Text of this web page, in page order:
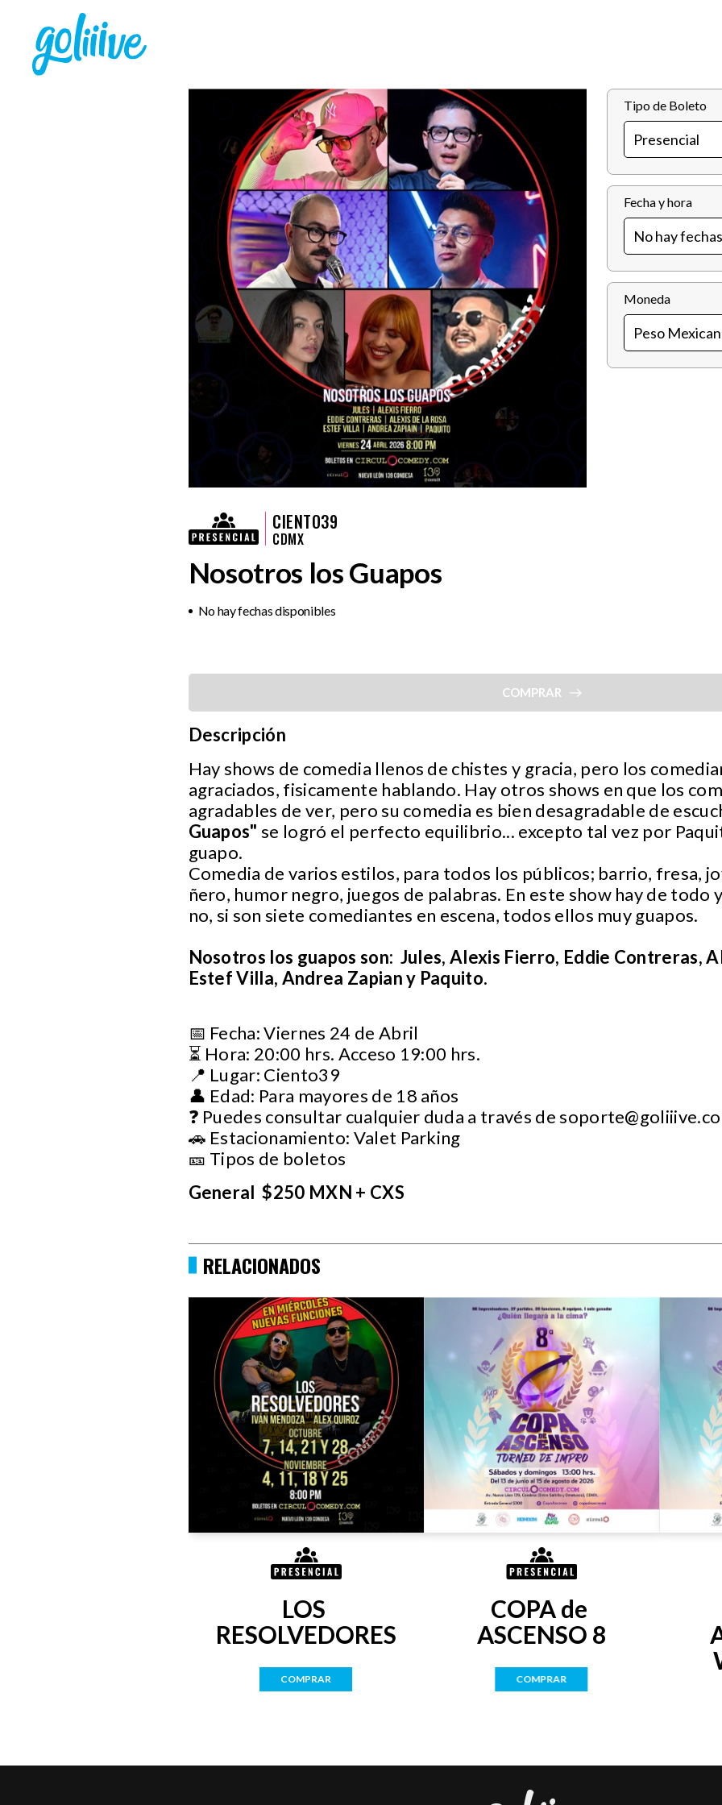
CIENTO39
CDMX
Nosotros los Guapos
No hay fechas disponibles
Tipo de Boleto
Fecha y hora
Moneda
COMPRAR
Descripción
Hay shows de comedia llenos de chistes y gracia, pero los
agraciados, fisicamente hablando. Hay otros shows en que los
agradables de ver, pero su comedia es bien desagradable de
Guapos" se logró el perfecto equilibrio... excepto tal vez por
guapo.
Comedia de varios estilos, para todos los públicos; barrio, fresa,
ñero, humor negro, juegos de palabras. En este show hay de todo
no, si son siete comediantes en escena, todos ellos muy guapos.
Nosotros los guapos son: Jules, Alexis Fierro, Eddie Contreras,
Estef Villa, Andrea Zapian y Paquito.
📅 Fecha: Viernes 24 de Abril
⏳ Hora: 20:00 hrs. Acceso 19:00 hrs.
📍 Lugar: Ciento39
👤 Edad: Para mayores de 18 años
❓ Puedes consultar cualquier duda a través de
🚗 Estacionamiento: Valet Parking
🎫 Tipos de boletos
General $250 MXN + CXS
RELACIONADOS
LOS
RESOLVEDORES
COMPRAR
COPA de
ASCENSO 8
COMPRAR